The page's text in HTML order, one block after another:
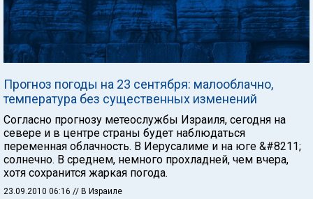
Прогноз погоды на 23 сентября: малооблачно,
температура без существенных изменений
Согласно прогнозу метеослужбы Израиля, сегодня на
севере и в центре страны будет наблюдаться
переменная облачность. В Иерусалиме и на юге &#8211;
солнечно. В среднем, немного прохладней, чем вчера,
хотя сохранится жаркая погода.
23.09.2010 06:16 // В Израиле